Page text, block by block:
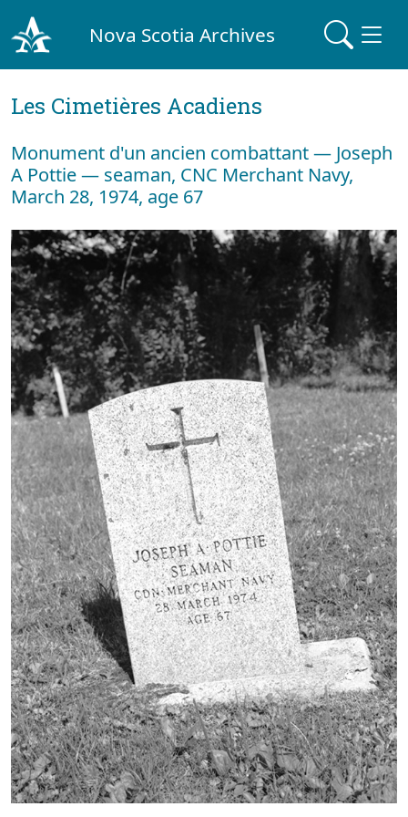
Nova Scotia Archives
Les Cimetières Acadiens
Monument d'un ancien combattant — Joseph
A Pottie — seaman, CNC Merchant Navy,
March 28, 1974, age 67